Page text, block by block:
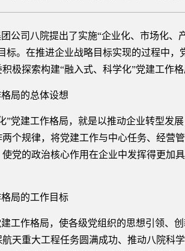
司八院提出了实施“企业化、市场化、
标。在推进企业战略目标实现的过程中
极探索构建“融入式、科学化”党建工作格
局的总体设想
建工作格局，就是以推动企业转型发展
个规律，将党建工作与中心任务、经营
党的政治核心作用在企业中发挥得更加
局的工作目标
作格局，使各级党组织的思想引领、
天重大工程任务圆满成功、推动八院科